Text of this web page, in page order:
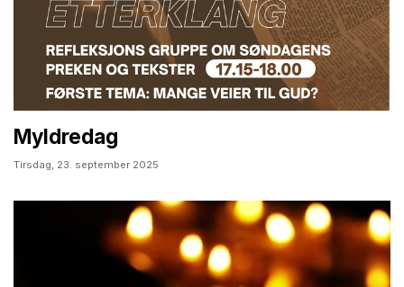
Myldredag
Tirsdag, 23. september 2025